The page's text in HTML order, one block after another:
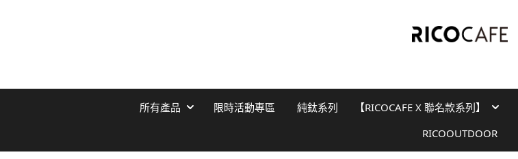
所有產品 限時活動專區 純鈦系列 【RICOCAFE X 聯名款系列】
RICOOUTDOOR